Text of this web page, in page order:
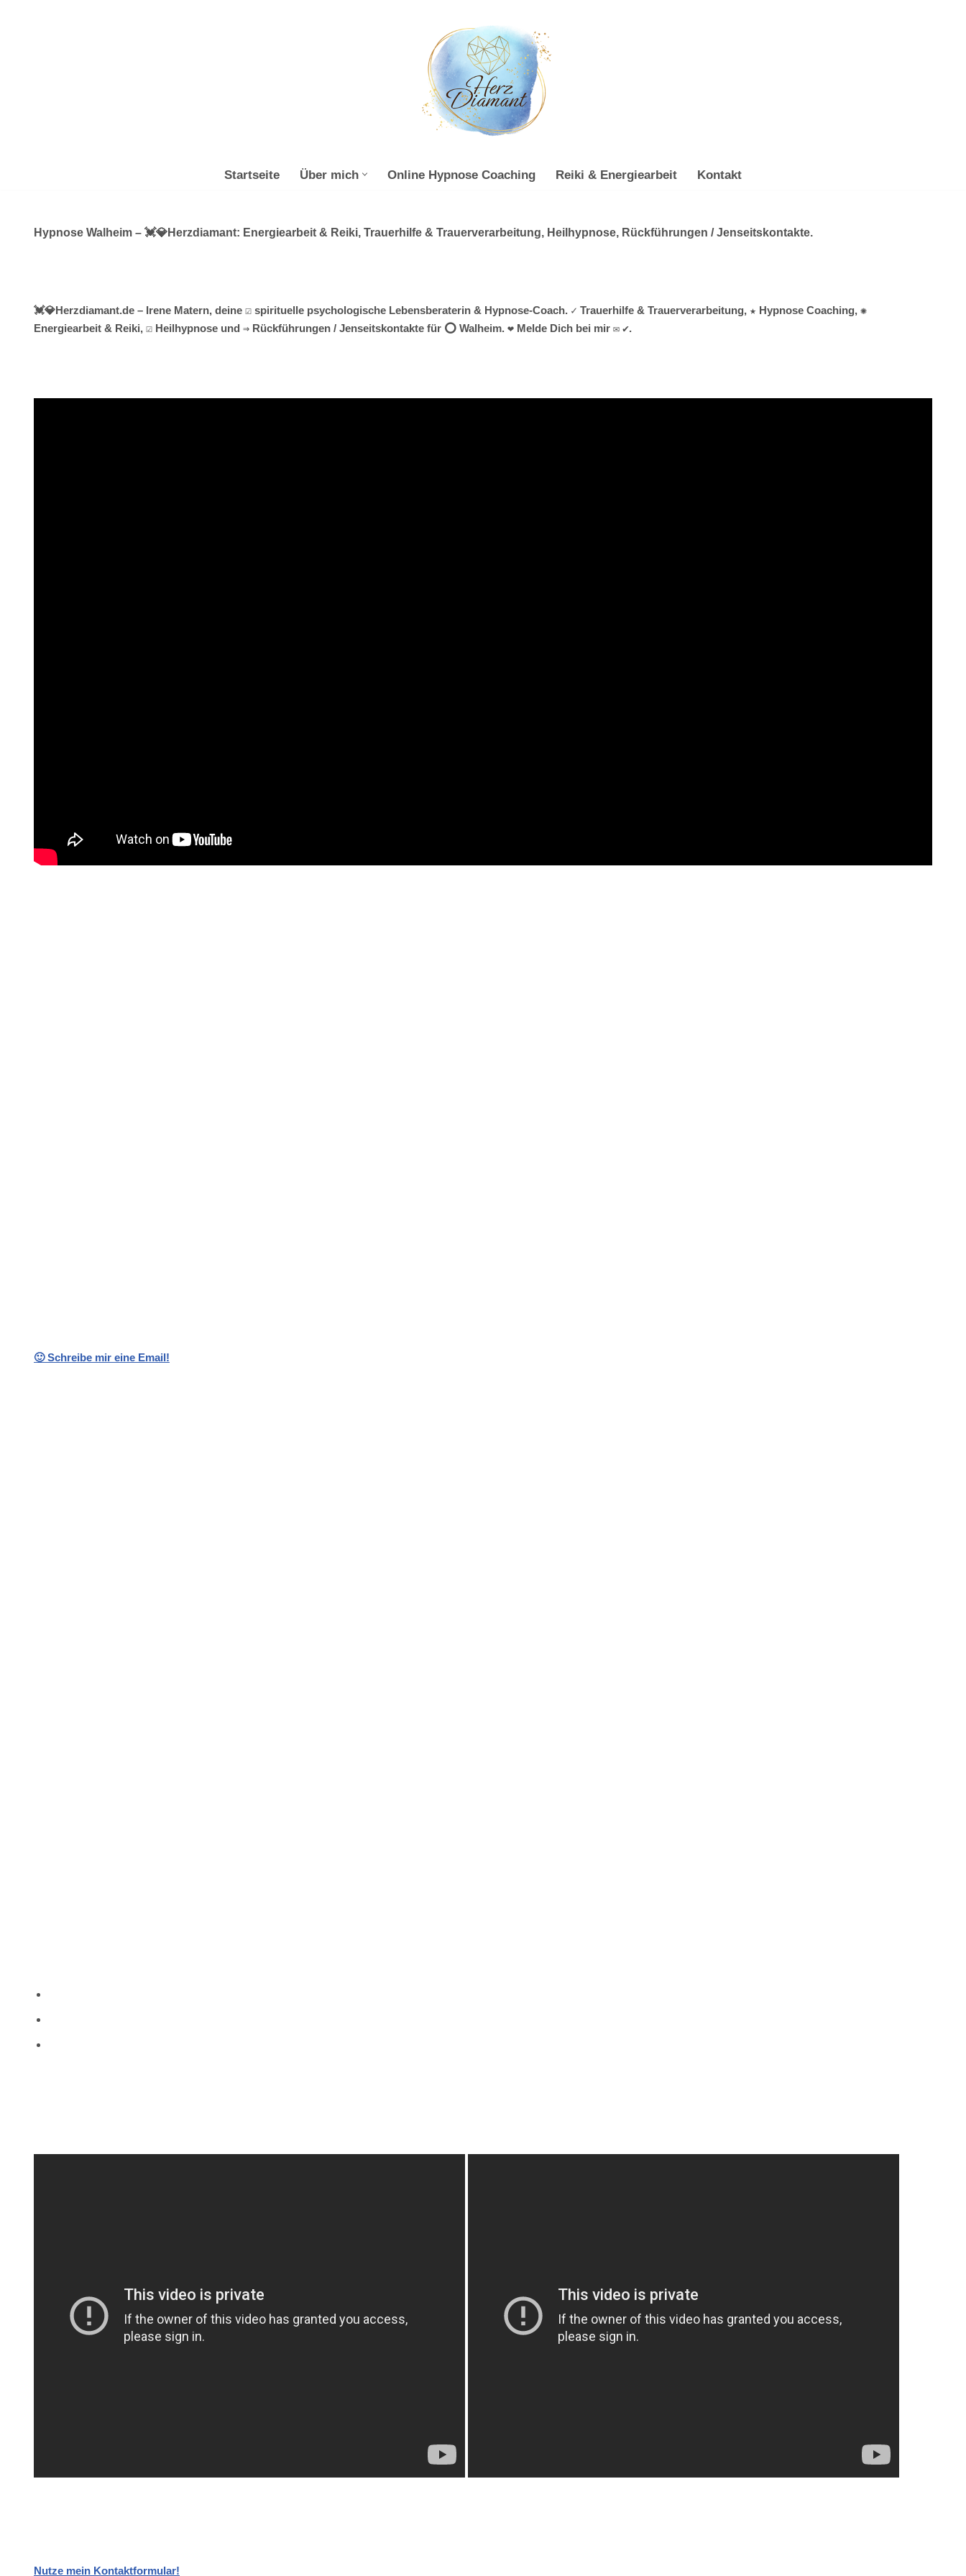
Startseite Über mich Online Hypnose Coaching Reiki & Energiearbeit Kontakt
Hypnose Walheim – 💓️💎Herzdiamant: Energiearbeit & Reiki, Trauerhilfe & Trauerverarbeitung, Heilhypnose, Rückführungen / Jenseitskontakte.
💓️💎Herzdiamant.de – Irene Matern, deine ☑️ spirituelle psychologische Lebensberaterin & Hypnose-Coach. ✓ Trauerhilfe & Trauerverarbeitung, ★ Hypnose Coaching, ✺
Energiearbeit & Reiki, ☑️ Heilhypnose und ⇒ Rückführungen / Jenseitskontakte für ⭕ Walheim. ❤ Melde Dich bei mir ✉ ✔.
🙂 Schreibe mir eine Email!
Nutze mein Kontaktformular!